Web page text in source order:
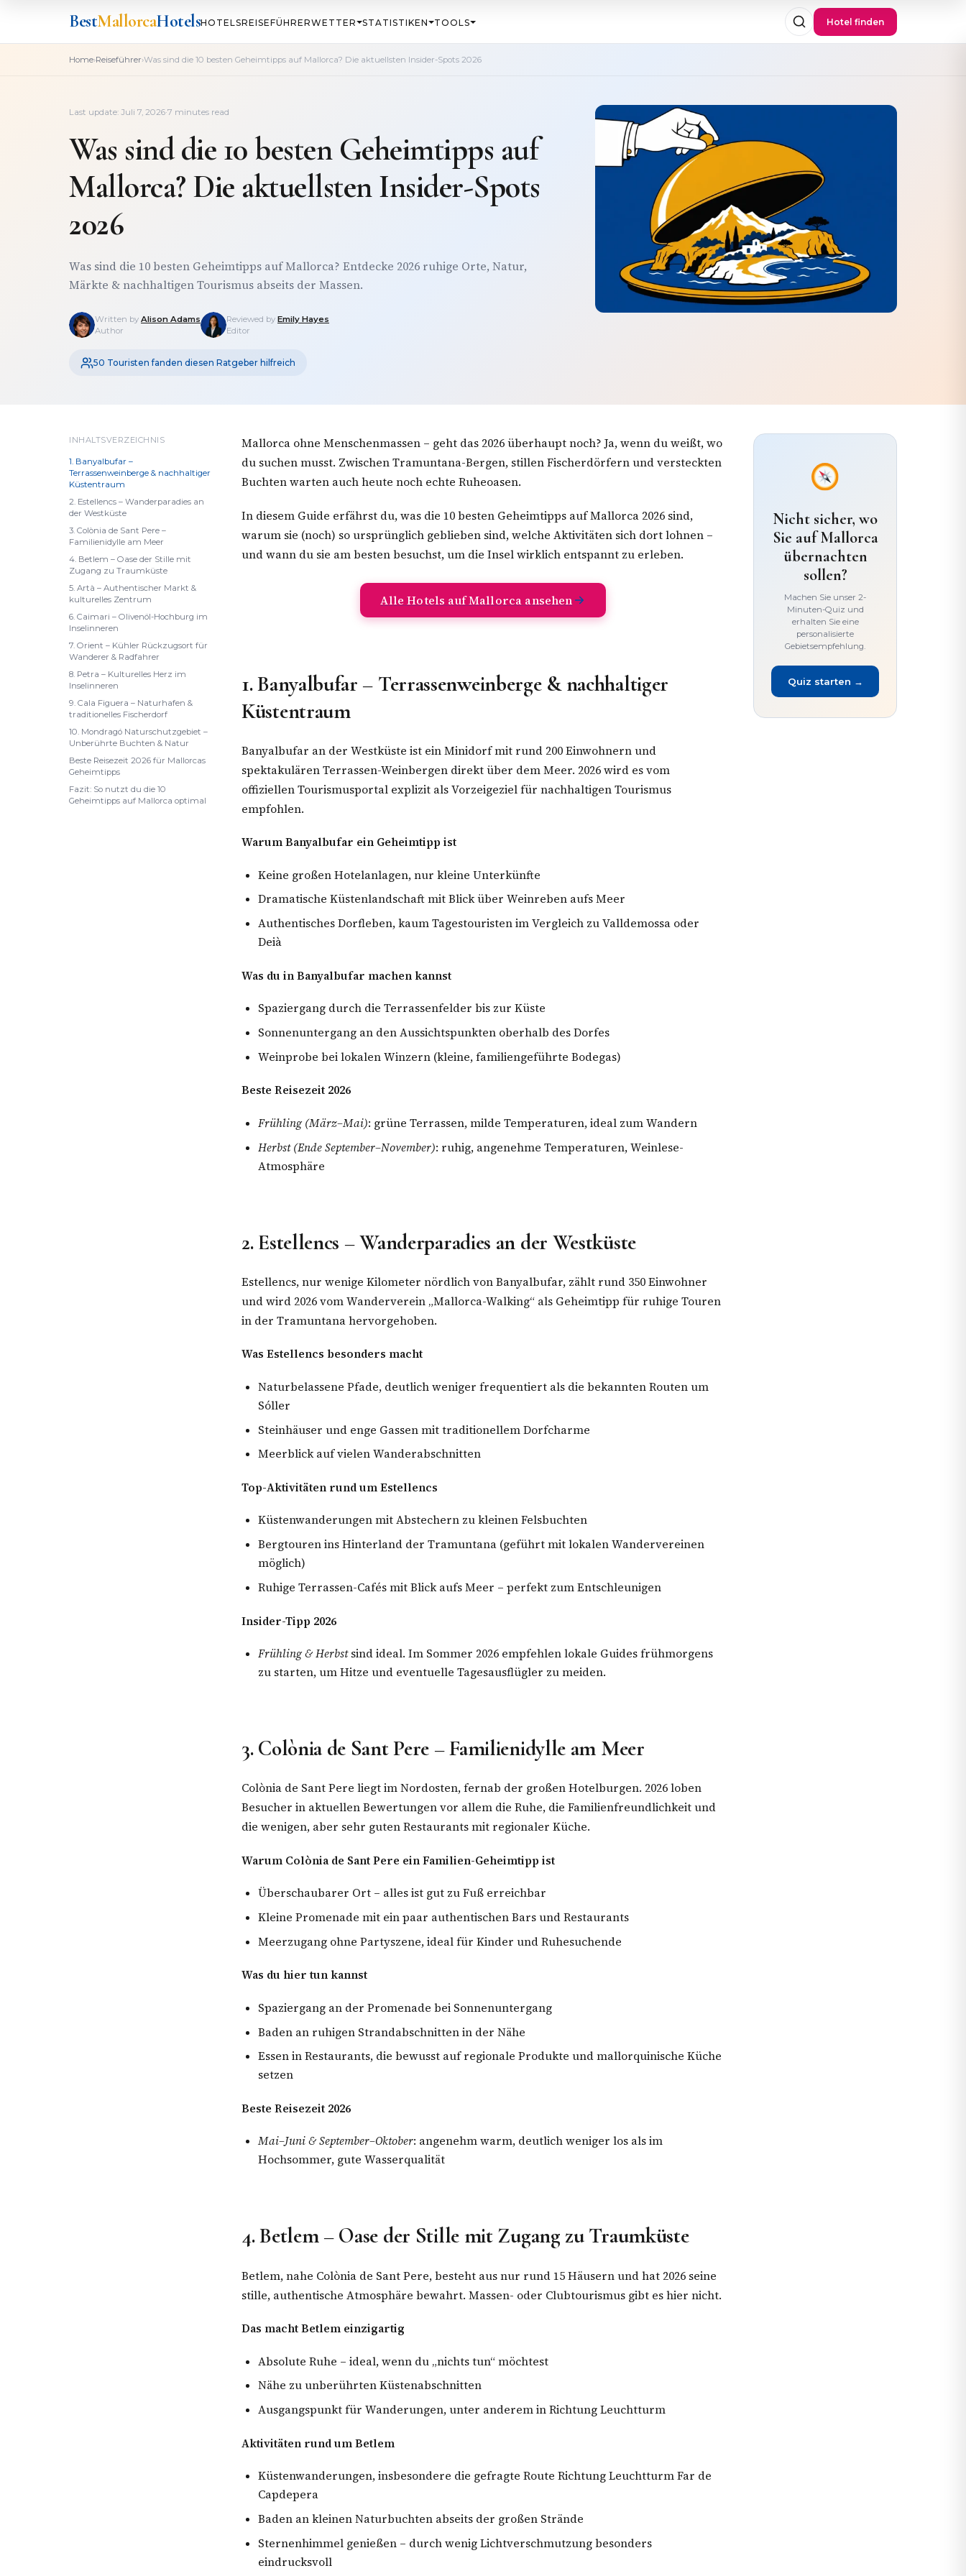
BestMallorcaHotelsHOTELSREISEFÜHRERWETTER STATISTIKEN TOOLS Hotel finden
Home›Reiseführer›Was sind die 10 besten Geheimtipps auf Mallorca? Die aktuellsten Insider-Spots 2026
Last update: Juli 7, 2026·7 minutes read
Was sind die 10 besten Geheimtipps auf
Mallorca? Die aktuellsten Insider-Spots
2026
Was sind die 10 besten Geheimtipps auf Mallorca? Entdecke 2026 ruhige Orte, Natur,
Märkte & nachhaltigen Tourismus abseits der Massen.
Written by Alison Adams
Author
Reviewed by Emily Hayes
Editor
50 Touristen fanden diesen Ratgeber hilfreich
INHALTSVERZEICHNIS
1. Banyalbufar –
Terrassenweinberge & nachhaltiger
Küstentraum
2. Estellencs – Wanderparadies an
der Westküste
3. Colònia de Sant Pere –
Familienidylle am Meer
4. Betlem – Oase der Stille mit
Zugang zu Traumküste
5. Artà – Authentischer Markt &
kulturelles Zentrum
6. Caimari – Olivenöl-Hochburg im
Inselinneren
7. Orient – Kühler Rückzugsort für
Wanderer & Radfahrer
8. Petra – Kulturelles Herz im
Inselinneren
9. Cala Figuera – Naturhafen &
traditionelles Fischerdorf
10. Mondragó Naturschutzgebiet –
Unberührte Buchten & Natur
Beste Reisezeit 2026 für Mallorcas
Geheimtipps
Fazit: So nutzt du die 10
Geheimtipps auf Mallorca optimal
Mallorca ohne Menschenmassen – geht das 2026 überhaupt noch? Ja, wenn du weißt, wo
du suchen musst. Zwischen Tramuntana-Bergen, stillen Fischerdörfern und versteckten
Buchten warten auch heute noch echte Ruheoasen.
In diesem Guide erfährst du, was die 10 besten Geheimtipps auf Mallorca 2026 sind,
warum sie (noch) so ursprünglich geblieben sind, welche Aktivitäten sich dort lohnen –
und wann du sie am besten besuchst, um die Insel wirklich entspannt zu erleben.
Alle Hotels auf Mallorca ansehen
1. Banyalbufar – Terrassenweinberge & nachhaltiger
Küstentraum
Banyalbufar an der Westküste ist ein Minidorf mit rund 200 Einwohnern und
spektakulären Terrassen-Weinbergen direkt über dem Meer. 2026 wird es vom
offiziellen Tourismusportal explizit als Vorzeigeziel für nachhaltigen Tourismus
empfohlen.
Warum Banyalbufar ein Geheimtipp ist
Keine großen Hotelanlagen, nur kleine Unterkünfte
Dramatische Küstenlandschaft mit Blick über Weinreben aufs Meer
Authentisches Dorfleben, kaum Tagestouristen im Vergleich zu Valldemossa oder
Deià
Was du in Banyalbufar machen kannst
Spaziergang durch die Terrassenfelder bis zur Küste
Sonnenuntergang an den Aussichtspunkten oberhalb des Dorfes
Weinprobe bei lokalen Winzern (kleine, familiengeführte Bodegas)
Beste Reisezeit 2026
Frühling (März–Mai): grüne Terrassen, milde Temperaturen, ideal zum Wandern
Herbst (Ende September–November): ruhig, angenehme Temperaturen, Weinlese-
Atmosphäre
2. Estellencs – Wanderparadies an der Westküste
Estellencs, nur wenige Kilometer nördlich von Banyalbufar, zählt rund 350 Einwohner
und wird 2026 vom Wanderverein „Mallorca-Walking“ als Geheimtipp für ruhige Touren
in der Tramuntana hervorgehoben.
Was Estellencs besonders macht
Naturbelassene Pfade, deutlich weniger frequentiert als die bekannten Routen um
Sóller
Steinhäuser und enge Gassen mit traditionellem Dorfcharme
Meerblick auf vielen Wanderabschnitten
Top-Aktivitäten rund um Estellencs
Küstenwanderungen mit Abstechern zu kleinen Felsbuchten
Bergtouren ins Hinterland der Tramuntana (geführt mit lokalen Wandervereinen
möglich)
Ruhige Terrassen-Cafés mit Blick aufs Meer – perfekt zum Entschleunigen
Insider-Tipp 2026
Frühling & Herbstsind ideal. Im Sommer 2026 empfehlen lokale Guides frühmorgens
zu starten, um Hitze und eventuelle Tagesausflügler zu meiden.
3. Colònia de Sant Pere – Familienidylle am Meer
Colònia de Sant Pere liegt im Nordosten, fernab der großen Hotelburgen. 2026 loben
Besucher in aktuellen Bewertungen vor allem die Ruhe, die Familienfreundlichkeit und
die wenigen, aber sehr guten Restaurants mit regionaler Küche.
Warum Colònia de Sant Pere ein Familien-Geheimtipp ist
Überschaubarer Ort – alles ist gut zu Fuß erreichbar
Kleine Promenade mit ein paar authentischen Bars und Restaurants
Meerzugang ohne Partyszene, ideal für Kinder und Ruhesuchende
Was du hier tun kannst
Spaziergang an der Promenade bei Sonnenuntergang
Baden an ruhigen Strandabschnitten in der Nähe
Essen in Restaurants, die bewusst auf regionale Produkte und mallorquinische Küche
setzen
Beste Reisezeit 2026
Mai–Juni & September–Oktober: angenehm warm, deutlich weniger los als im
Hochsommer, gute Wasserqualität
4. Betlem – Oase der Stille mit Zugang zu Traumküste
Betlem, nahe Colònia de Sant Pere, besteht aus nur rund 15 Häusern und hat 2026 seine
stille, authentische Atmosphäre bewahrt. Massen- oder Clubtourismus gibt es hier nicht.
Das macht Betlem einzigartig
Absolute Ruhe – ideal, wenn du „nichts tun“ möchtest
Nähe zu unberührten Küstenabschnitten
Ausgangspunkt für Wanderungen, unter anderem in Richtung Leuchtturm
Aktivitäten rund um Betlem
Küstenwanderungen, insbesondere die gefragte Route Richtung Leuchtturm Far de
Capdepera
Baden an kleinen Naturbuchten abseits der großen Strände
Sternenhimmel genießen – durch wenig Lichtverschmutzung besonders
eindrucksvoll
Nicht sicher, wo
Sie auf Mallorca
übernachten
sollen?
Machen Sie unser 2-
Minuten-Quiz und
erhalten Sie eine
personalisierte
Gebietsempfehlung.
Quiz starten →